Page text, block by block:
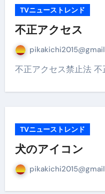
TVニューストレンド
不正アクセス
不正アクセス禁止法
TVニューストレンド
犬のアイコン